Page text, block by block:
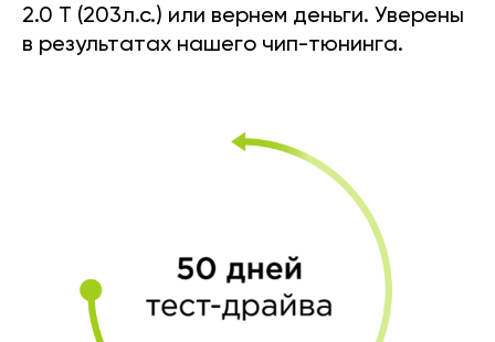
2.0 T (203л.с.) или вернем деньги. Уверены
в результатах нашего чип-тюнинга.